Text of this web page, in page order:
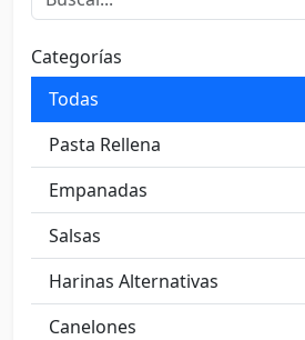
Categorías
Todas
Pasta Rellena
Empanadas
Salsas
Harinas Alternativas
Canelones